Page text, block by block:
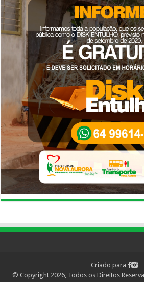
Criado para
© Copyright 2026, Todos os Direitos